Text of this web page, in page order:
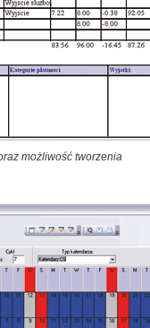
możliwość tworzenia